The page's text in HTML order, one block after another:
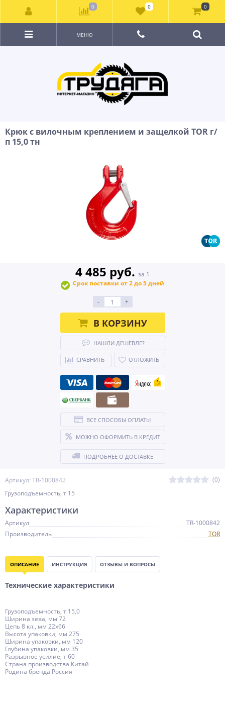
МЕНЮ
Крюк с вилочным креплением и защелкой TOR г/
п 15,0 тн
Артикул: TR-1000842
(0)
Грузоподъемность, т 15
4 485 руб. за 1
Срок поставки от 2 до 5 дней
- +
В КОРЗИНУ
НАШЛИ ДЕШЕВЛЕ?
СРАВНИТЬ ОТЛОЖИТЬ
ВСЕ СПОСОБЫ ОПЛАТЫ
МОЖНО ОФОРМИТЬ В КРЕДИТ
ПОДРОБНЕЕ О ДОСТАВКЕ
Характеристики
Артикул
TR-1000842
Производитель
TOR
ОПИСАНИЕ ИНСТРУКЦИЯ ОТЗЫВЫ И ВОПРОСЫ
Технические характеристики
Грузоподъемность, т 15,0
Ширина зева, мм 72
Цепь 8 кл., мм 22х66
Высота упаковки, мм 275
Ширина упаковки, мм 120
Глубина упаковки, мм 35
Разрывное усилие, т 60
Страна производства Китай
Родина бренда Россия
0 0 0